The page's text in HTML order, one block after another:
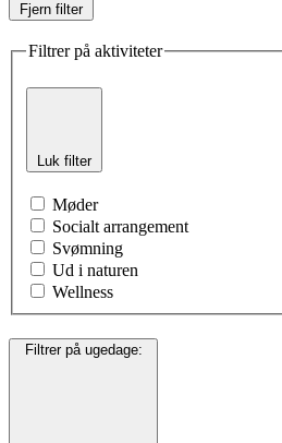
Fjern filter
Filtrer på aktiviteter
Luk filter
Møder
Socialt arrangement
Svømning
Ud i naturen
Wellness
Filtrer på ugedage: